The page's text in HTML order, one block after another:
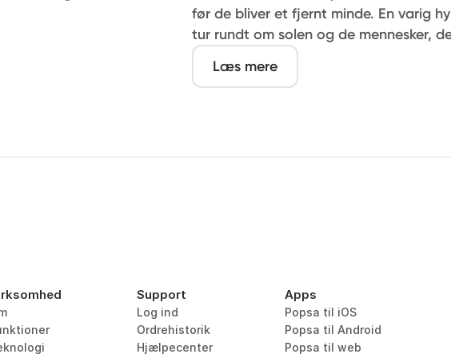
før de bliver et fjernt minde. En varig
tur rundt om solen og de mennesker,
Læs mere
Support
Log ind
Ordrehistorik
Hjælpecenter
Apps
Popsa til iOS
Popsa til Android
Popsa til web